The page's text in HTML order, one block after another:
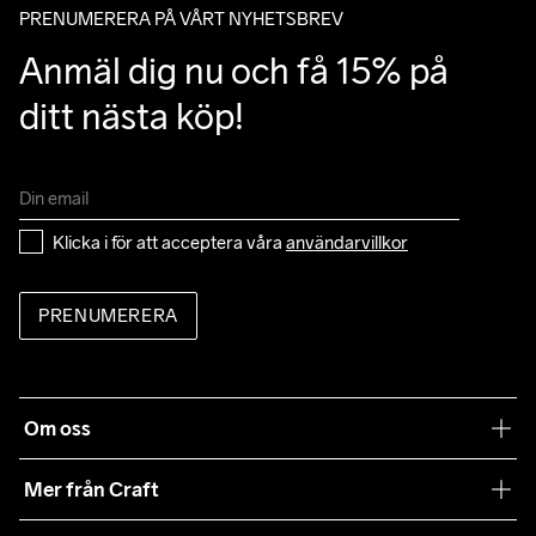
PRENUMERERA PÅ VÅRT NYHETSBREV
Anmäl dig nu och få 15% på
ditt nästa köp!
Klicka i för att acceptera våra användarvillkor
PRENUMERERA
Om oss
Mer från Craft